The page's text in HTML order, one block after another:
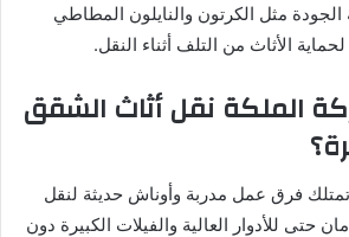
مثل الكرتون والنايلون المطاطي
الأثاث من التلف أثناء النقل.
الملكة نقل أثاث الشقق
تمتلك فرق عمل مدربة وأوناش حديثة لنقل
حتى للأدوار العالية والفيلات الكبيرة دون